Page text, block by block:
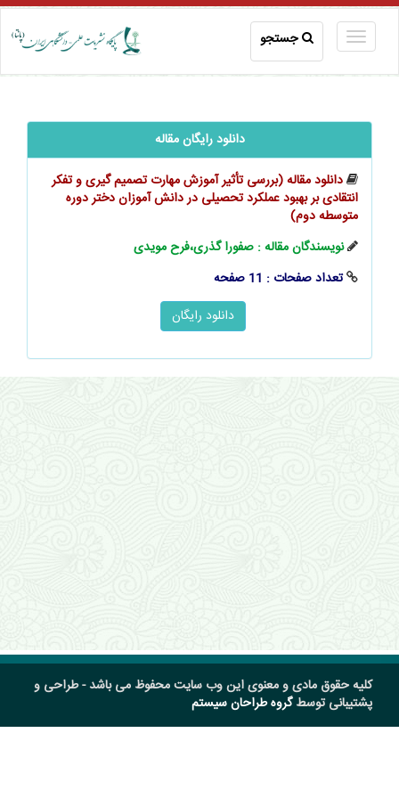
جستجو
دانلود رایگان مقاله
دانلود مقاله (بررسی تأثیر آموزش مهارت تصمیم گیری و تفکر
انتقادی بر بهبود عملکرد تحصیلی در دانش آموزان دختر دوره
متوسطه دوم)
نویسندگان مقاله : صفورا گذری،فرح مویدی
تعداد صفحات : 11 صفحه
کلیه حقوق مادی و معنوی این وب سایت محفوظ می باشد - طراحی و
پشتیبانی توسطگروه طراحان سیستم